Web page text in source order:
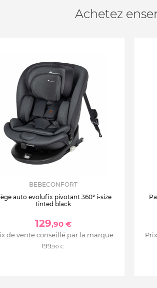
Achetez
BEBECONFORT
auto evolufix pivotant 360° i-size
tinted black
129,90 €
de vente conseillé par la marque :
199,90 €